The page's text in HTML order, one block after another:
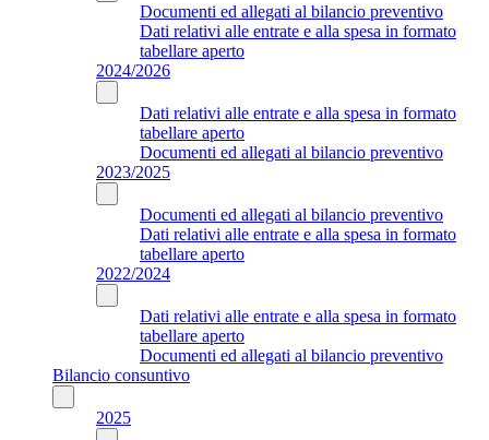
Documenti ed allegati al bilancio preventivo
Dati relativi alle entrate e alla spesa in formato
tabellare aperto
2024/2026
Dati relativi alle entrate e alla spesa in formato
tabellare aperto
Documenti ed allegati al bilancio preventivo
2023/2025
Documenti ed allegati al bilancio preventivo
Dati relativi alle entrate e alla spesa in formato
tabellare aperto
2022/2024
Dati relativi alle entrate e alla spesa in formato
tabellare aperto
Documenti ed allegati al bilancio preventivo
Bilancio consuntivo
2025